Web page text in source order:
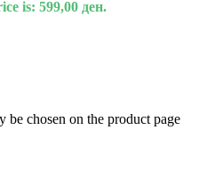
is: 599,00 ден.
be chosen on the product page